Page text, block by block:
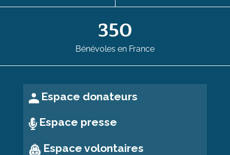
350
Bénévoles en France
Espace donateurs
Espace presse
Espace volontaires